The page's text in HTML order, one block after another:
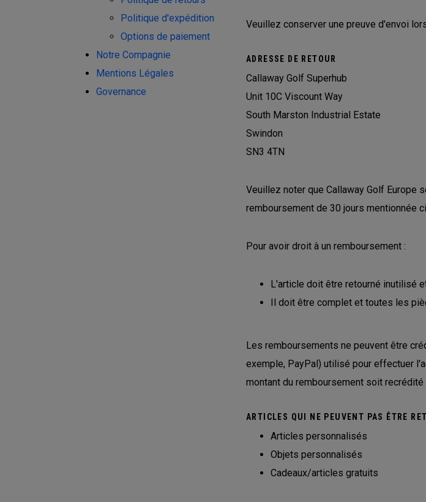
Politique d'expédition
Options de paiement
Notre Compagnie
Mentions Légales
Governance
Veuillez conserver une preuve d'envoi
ADRESSE DE RETOUR
Callaway Golf Superhub
Unit 10C Viscount Way
South Marston Industrial Estate
Swindon
SN3 4TN
Veuillez noter que Callaway Golf Europe
remboursement de 30 jours mentionnée
Pour avoir droit à un remboursement :
L'article doit être retourné inutilisé
Il doit être complet et toutes les
Les remboursements ne peuvent être
exemple, PayPal) utilisé pour effectuer
montant du remboursement soit
ARTICLES QUI NE PEUVENT PAS ÊTRE
Articles personnalisés
Objets personnalisés
Cadeaux/articles gratuits